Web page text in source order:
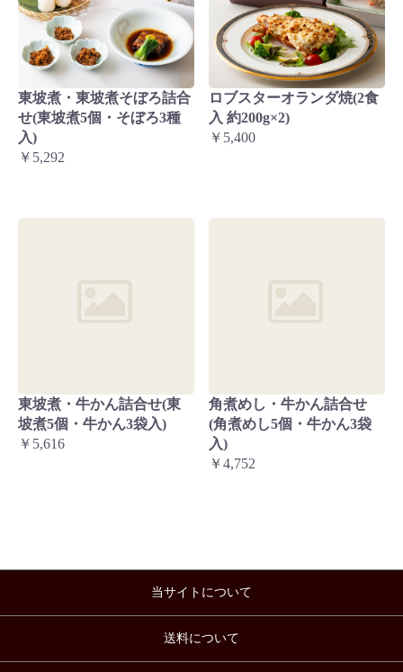
東坡煮・東坡煮そぼろ詰合
せ(東坡煮5個・そぼろ3種
入)
￥5,292
ロブスターオランダ焼(2食
入 約200g×2)
￥5,400
東坡煮・牛かん詰合せ(東
坡煮5個・牛かん3袋入)
￥5,616
角煮めし・牛かん詰合せ
(角煮めし5個・牛かん3袋
入)
￥4,752
当サイトについて
送料について